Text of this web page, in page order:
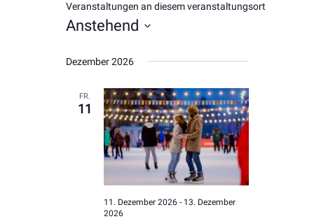
Veranstaltungen an diesem veranstaltungsort
Anstehend
wählen.
Dezember 2026
FR.
11
11. Dezember 2026- 13. Dezember
2026